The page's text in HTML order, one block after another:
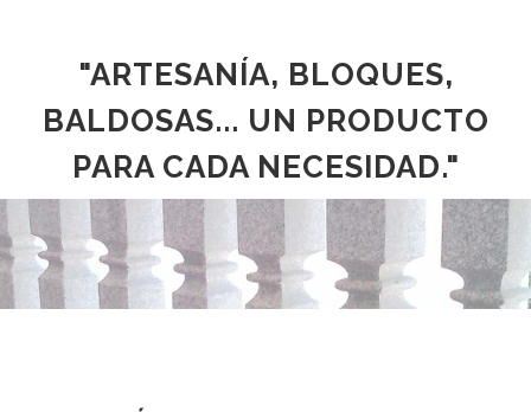
"ARTESANÍA, BLOQUES,
BALDOSAS... UN PRODUCTO
PARA CADA NECESIDAD."